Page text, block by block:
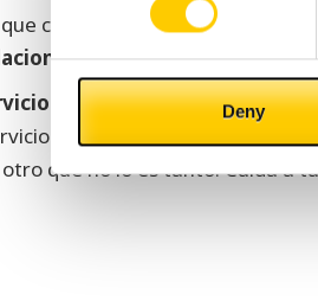
Deny
comparemos un negocio
te pasará factura
post-venta: La venta es
post-venta es sin duda una
que no lo es tanto. Cuida a